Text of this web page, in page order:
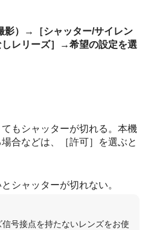
影）→
［シャッター/サイレン
レリーズ］
→希望の設定を選
もシャッターが切れる。本機
合などは、
［許可］
を選ぶと
シャッターが切れない。
号接点を持たないレンズをお使